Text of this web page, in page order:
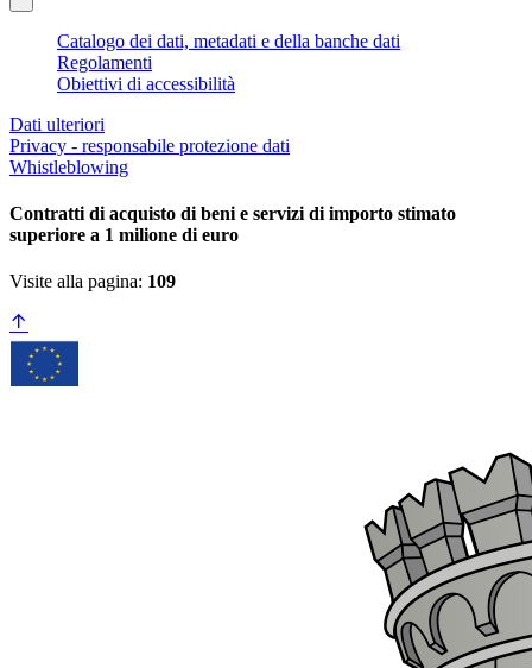
Catalogo dei dati, metadati e della banche dati
Regolamenti
Obiettivi di accessibilità
Dati ulteriori
Privacy - responsabile protezione dati
Whistleblowing
Contratti di acquisto di beni e servizi di importo stimato
superiore a 1 milione di euro
Visite alla pagina: 109